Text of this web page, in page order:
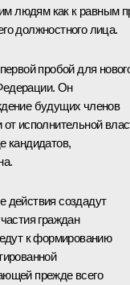
людям как к равным
должностного лица.
пробой для
Он
будущих членов
исполнительной
кандидатов,
действия создадут
граждан
к формированию
прежде всего